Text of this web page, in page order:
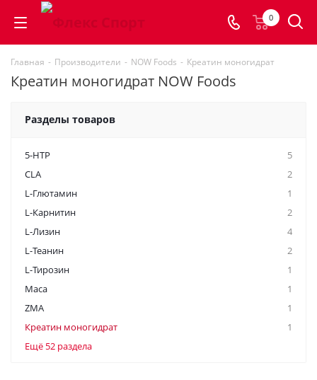
0
Главная - Производители - NOW Foods - Креатин моногидрат
Креатин моногидрат NOW Foods
Разделы товаров
5-HTP
5
CLA
2
L-Глютамин
1
L-Карнитин
2
L-Лизин
4
L-Теанин
2
L-Тирозин
1
Maca
1
ZMA
1
Креатин моногидрат
1
Ещё 52 раздела